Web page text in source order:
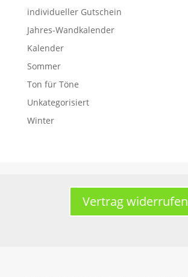
individueller Gutschein
Jahres-Wandkalender
Kalender
Sommer
Ton für Töne
Unkategorisiert
Winter
Vertrag widerrufen